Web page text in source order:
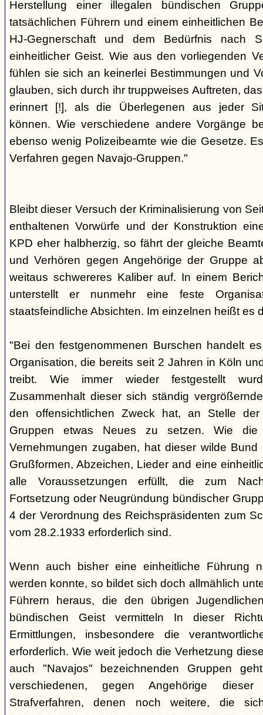
Herstellung einer illegalen bündischen
tatsächlichen Führern und einem einheitlichen
HJ-Gegnerschaft und dem Bedürfnis nach
einheitlicher Geist. Wie aus den vorliegenden
fühlen sie sich an keinerlei Bestimmungen und
glauben, sich durch ihr truppweises Auftreten,
erinnert [!], als die Überlegenen aus jeder
können. Wie verschiedene andere Vorgänge
ebenso wenig Polizeibeamte wie die Gesetze.
Verfahren gegen Navajo-Gruppen."
Bleibt dieser Versuch der Kriminalisierung von
enthaltenen Vorwürfe und der Konstruktion
KPD eher halbherzig, so fährt der gleiche
und Verhören gegen Angehörige der Gruppe
weitaus schwereres Kaliber auf. In einem
unterstellt er nunmehr eine feste
staatsfeindliche Absichten. Im einzelnen heißt es
"Bei den festgenommenen Burschen handelt
Organisation, die bereits seit 2 Jahren in Köln
treibt. Wie immer wieder festgestellt
Zusammenhalt dieser sich ständig
den offensichtlichen Zweck hat, an Stelle der
Gruppen etwas Neues zu setzen. Wie die
Vernehmungen zugaben, hat dieser wilde
Grußformen, Abzeichen, Lieder and eine
alle Voraussetzungen erfüllt, die zum
Fortsetzung oder Neugründung bündischer
4 der Verordnung des Reichspräsidenten zum
vom 28.2.1933 erforderlich sind.
Wenn auch bisher eine einheitliche Führung
werden konnte, so bildet sich doch allmählich
Führern heraus, die den übrigen
bündischen Geist vermitteln In dieser
Ermittlungen, insbesondere die
erforderlich. Wie weit jedoch die Verhetzung
auch "Navajos" bezeichnenden Gruppen
verschiedenen, gegen Angehörige dieser
Strafverfahren, denen noch weitere, die